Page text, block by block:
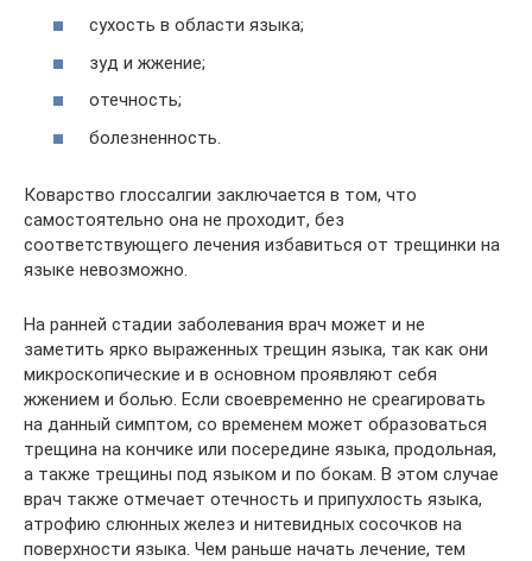
сухость в области языка;
зуд и жжение;
отечность;
болезненность.
Коварство глоссалгии заключается в том, что
самостоятельно она не проходит, без
соответствующего лечения избавиться от трещинки на
языке невозможно.
На ранней стадии заболевания врач может и не
заметить ярко выраженных трещин языка, так как они
микроскопические и в основном проявляют себя
жжением и болью. Если своевременно не среагировать
на данный симптом, со временем может образоваться
трещина на кончике или посередине языка, продольная,
а также трещины под языком и по бокам. В этом случае
врач также отмечает отечность и припухлость языка,
атрофию слюнных желез и нитевидных сосочков на
поверхности языка. Чем раньше начать лечение, тем